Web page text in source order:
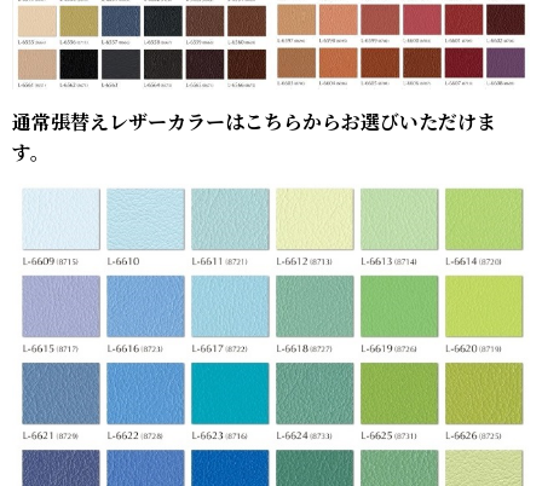
通常張替えレザーカラーはこちらからお選びいただけま
す。